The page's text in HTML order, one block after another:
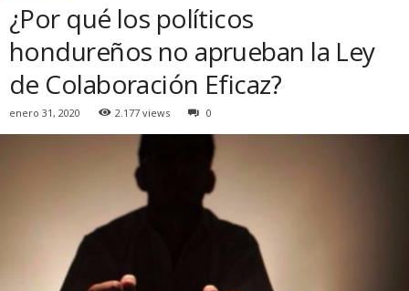
¿Por qué los políticos
hondureños no aprueban la Ley
de Colaboración Eficaz?
enero 31, 2020 2.177 views 0